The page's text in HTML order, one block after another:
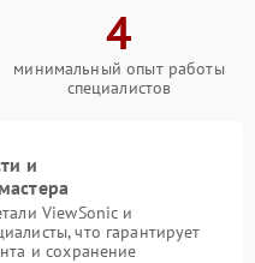
4
минимальный опыт работы
специалистов
и
ViewSonic и
что гарантирует
и сохранение